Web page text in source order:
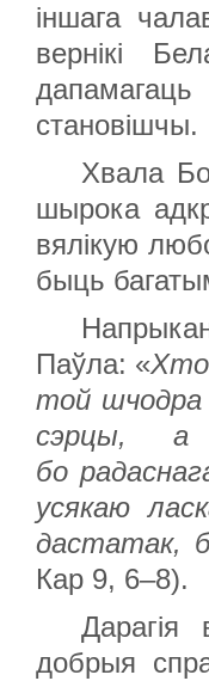
іншага
вернікі
становішчы.
Хвала
шырока
вялікую
быць
Паўла: «Хто
той шчодра
сэрцы,
бо
усякаю
дастатак,
Кар 9, 6–8).
Дарагія
добрыя